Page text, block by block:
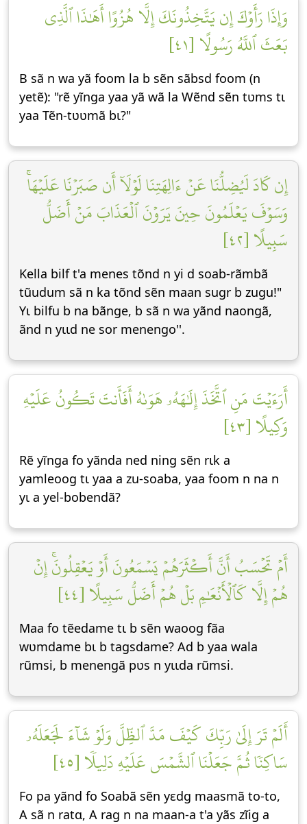
وَإِذَا رَأَوۡكَ إِن يَتَّخِذُونَكَ إِلَّا هُزُوًا أَهَٰذَا ٱلَّذِي
بَعَثَ ٱللَّهُ رَسُولًا [٤١]
B sã n wa yã foom la b sẽn sãbsd foom (n
yetẽ): "rẽ yĩnga yaa yã wã la Wẽnd sẽn tʋms tɩ
yaa Tẽn-tʋʋmã bɩ?"
إِن كَادَ لَيُضِلُّنَا عَنۡ ءَالِهَتِنَا لَوۡلَآ أَن صَبَرۡنَا عَلَيۡهَاۚ
وَسَوۡفَ يَعۡلَمُونَ حِينَ يَرَوۡنَ ٱلۡعَذَابَ مَنۡ أَضَلُّ
سَبِيلًا [٤٢]
Kella bilf t'a menes tõnd n yi d soab-rãmbã
tũudum sã n ka tõnd sẽn maan sugr b zugu!"
Yɩ bilfu b na bãnge, b sã n wa yãnd naongã,
ãnd n yɩɩd ne sor menengo''.
أَرَءَيۡتَ مَنِ ٱتَّخَذَ إِلَٰهَهُۥ هَوَىٰهُ أَفَأَنتَ تَكُونُ عَلَيۡهِ
وَكِيلًا [٤٣]
Rẽ yĩnga fo yãnda ned ning sẽn rɩk a
yamleoog tɩ yaa a zu-soaba, yaa foom n na n
yɩ a yel-bobendã?
أَمۡ تَحۡسَبُ أَنَّ أَكۡثَرَهُمۡ يَسۡمَعُونَ أَوۡ يَعۡقِلُونَۚ إِنۡ
هُمۡ إِلَّا كَٱلۡأَنۡعَٰمِ بَلۡ هُمۡ أَضَلُّ سَبِيلًا [٤٤]
Maa fo tẽedame tɩ b sẽn waoog fãa
wʋmdame bɩ b tagsdame? Ad b yaa wala
rũmsi, b menengã pʋs n yɩɩda rũmsi.
أَلَمۡ تَرَ إِلَىٰ رَبِّكَ كَيۡفَ مَدَّ ٱلظِّلَّ وَلَوۡ شَآءَ لَجَعَلَهُۥ
سَاكِنٗا ثُمَّ جَعَلۡنَا ٱلشَّمۡسَ عَلَيۡهِ دَلِيلٗا [٤٥]
Fo pa yãnd fo Soabã sẽn yεdg maasmã to-to,
A sã n ratɑ, A rag n na maan-a t'a yãs zĩig a